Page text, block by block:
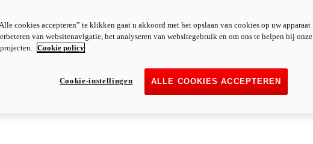
cookies accepteren” te klikken gaat u akkoord met het opslaan van cookies op uw apparaat
van websitenavigatie, het analyseren van websitegebruik en om ons te helpen bij onze
Cookie policy
ALLE COOKIES ACCEPTEREN
Cookie-instellingen